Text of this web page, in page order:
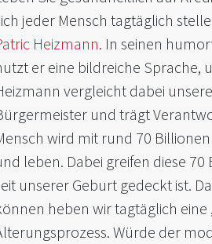
jeder Mensch tagtäglich
Heizmann. In seinen
er eine bildreiche Sprache,
vergleicht dabei
und trägt
wird mit rund 70
leben. Dabei greifen diese
unserer Geburt gedeckt ist.
heben wir tagtäglich
Würde der